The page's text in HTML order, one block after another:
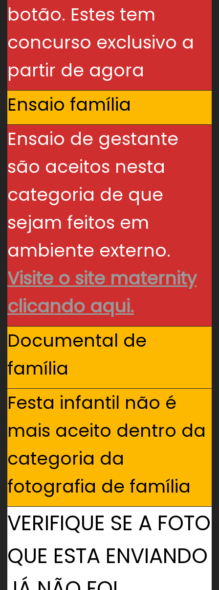
botão. Estes tem
concurso exclusivo a
partir de agora
Ensaio família
Ensaio de gestante
são aceitos nesta
categoria de que
sejam feitos em
ambiente externo.
Visite o site maternity
clicando aqui.
Documental de
família
Festa infantil não é
mais aceito dentro da
categoria da
fotografia de família
VERIFIQUE SE A FOTO
QUE ESTA ENVIANDO